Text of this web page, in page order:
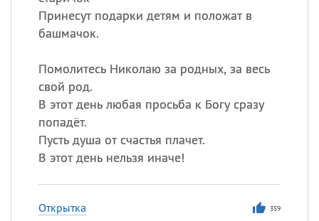
Принесут подарки детям и положат в
башмачок.
Помолитесь Николаю за родных, за весь
свой род.
В этот день любая просьба к Богу сразу
попадёт.
Пусть душа от счастья плачет.
В этот день нельзя иначе!
Открытка 359